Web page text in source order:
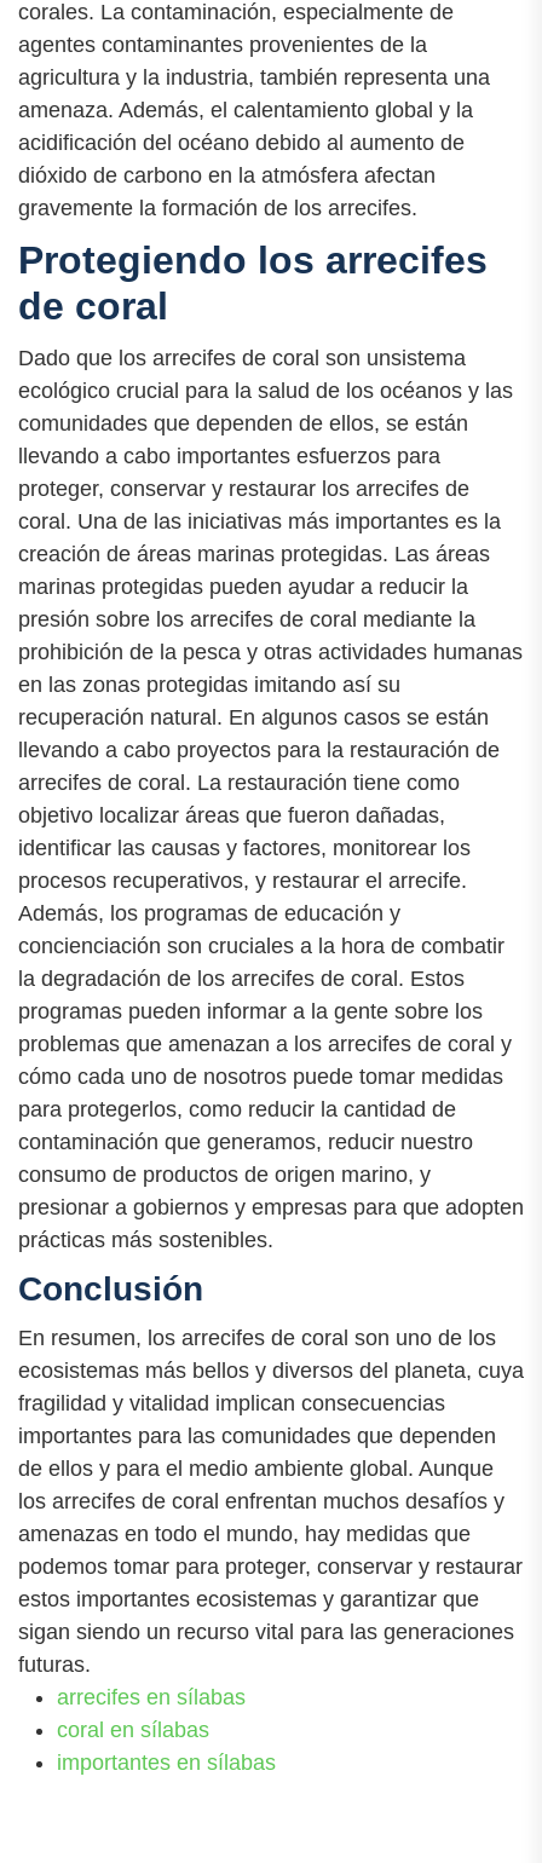
corales. La contaminación, especialmente de
agentes contaminantes provenientes de la
agricultura y la industria, también representa una
amenaza. Además, el calentamiento global y la
acidificación del océano debido al aumento de
dióxido de carbono en la atmósfera afectan
gravemente la formación de los arrecifes.
Protegiendo los arrecifes
de coral
Dado que los arrecifes de coral son unsistema
ecológico crucial para la salud de los océanos y las
comunidades que dependen de ellos, se están
llevando a cabo importantes esfuerzos para
proteger, conservar y restaurar los arrecifes de
coral. Una de las iniciativas más importantes es la
creación de áreas marinas protegidas. Las áreas
marinas protegidas pueden ayudar a reducir la
presión sobre los arrecifes de coral mediante la
prohibición de la pesca y otras actividades humanas
en las zonas protegidas imitando así su
recuperación natural. En algunos casos se están
llevando a cabo proyectos para la restauración de
arrecifes de coral. La restauración tiene como
objetivo localizar áreas que fueron dañadas,
identificar las causas y factores, monitorear los
procesos recuperativos, y restaurar el arrecife.
Además, los programas de educación y
concienciación son cruciales a la hora de combatir
la degradación de los arrecifes de coral. Estos
programas pueden informar a la gente sobre los
problemas que amenazan a los arrecifes de coral y
cómo cada uno de nosotros puede tomar medidas
para protegerlos, como reducir la cantidad de
contaminación que generamos, reducir nuestro
consumo de productos de origen marino, y
presionar a gobiernos y empresas para que adopten
prácticas más sostenibles.
Conclusión
En resumen, los arrecifes de coral son uno de los
ecosistemas más bellos y diversos del planeta, cuya
fragilidad y vitalidad implican consecuencias
importantes para las comunidades que dependen
de ellos y para el medio ambiente global. Aunque
los arrecifes de coral enfrentan muchos desafíos y
amenazas en todo el mundo, hay medidas que
podemos tomar para proteger, conservar y restaurar
estos importantes ecosistemas y garantizar que
sigan siendo un recurso vital para las generaciones
futuras.
arrecifes en sílabas
coral en sílabas
importantes en sílabas